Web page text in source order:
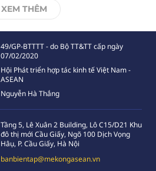
XEM THÊM
49/GP-BTTTT - do Bộ TT&TT cấp ngày
07/02/2020
Hội Phát triển hợp tác kinh tế Việt Nam -
ASEAN
Nguyễn Hà Thắng
Tầng 5, Lê Xuân 2 Building, Lô C15/D21 Khu
đô thị mới Cầu Giấy, Ngõ 100 Dịch Vọng
Hâụ, P. Cầu Giấy, Hà Nội
banbientap@mekongasean.vn